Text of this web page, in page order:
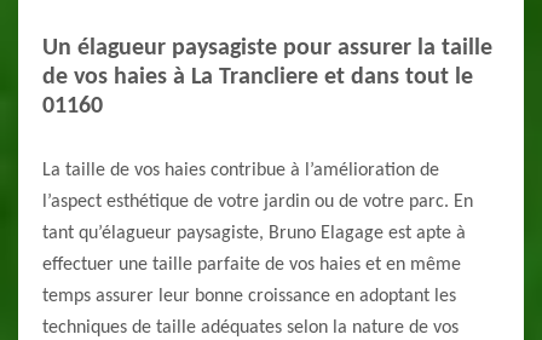
Un élagueur paysagiste pour assurer la taille
de vos haies à La Trancliere et dans tout le
01160
La taille de vos haies contribue à l’amélioration de
l’aspect esthétique de votre jardin ou de votre parc. En
tant qu’élagueur paysagiste, Bruno Elagage est apte à
effectuer une taille parfaite de vos haies et en même
temps assurer leur bonne croissance en adoptant les
techniques de taille adéquates selon la nature de vos